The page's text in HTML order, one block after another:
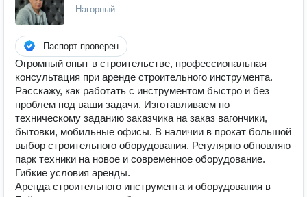
Нагорный
Паспорт проверен
Огромный опыт в строительстве, профессиональная
консультация при аренде строительного инструмента.
Расскажу, как работать с инструментом быстро и без
проблем под ваши задачи. Изготавливаем по
техническому заданию заказчика на заказ вагончики,
бытовки, мобильные офисы. В наличии в прокат большой
выбор строительного оборудования. Регулярно обновляю
парк техники на новое и современное оборудование.
Гибкие условия аренды.
Аренда строительного инструмента и оборудования в